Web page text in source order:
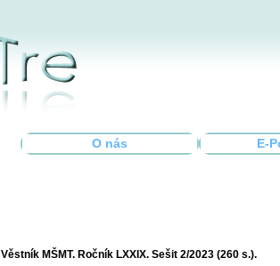
O nás E-
Věstník MŠMT. Ročník LXXIX. Sešit 2/2023 (260 s.).